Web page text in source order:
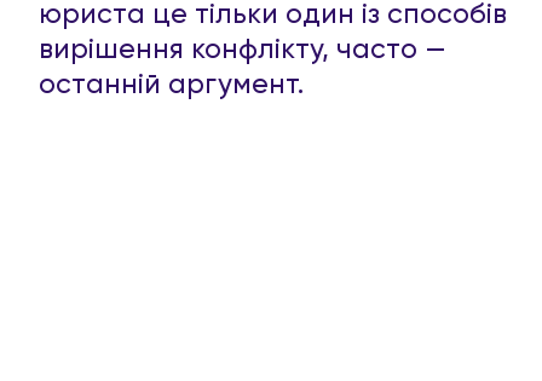
юриста це тільки один із способів
вирішення конфлікту, часто —
останній аргумент.